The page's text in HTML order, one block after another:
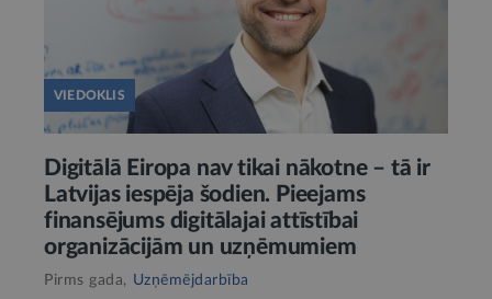
VIEDOKLIS
Digitālā Eiropa nav tikai nākotne – tā ir
Latvijas iespēja šodien. Pieejams
finansējums digitālajai attīstībai
organizācijām un uzņēmumiem
Pirms gada, Uzņēmējdarbība